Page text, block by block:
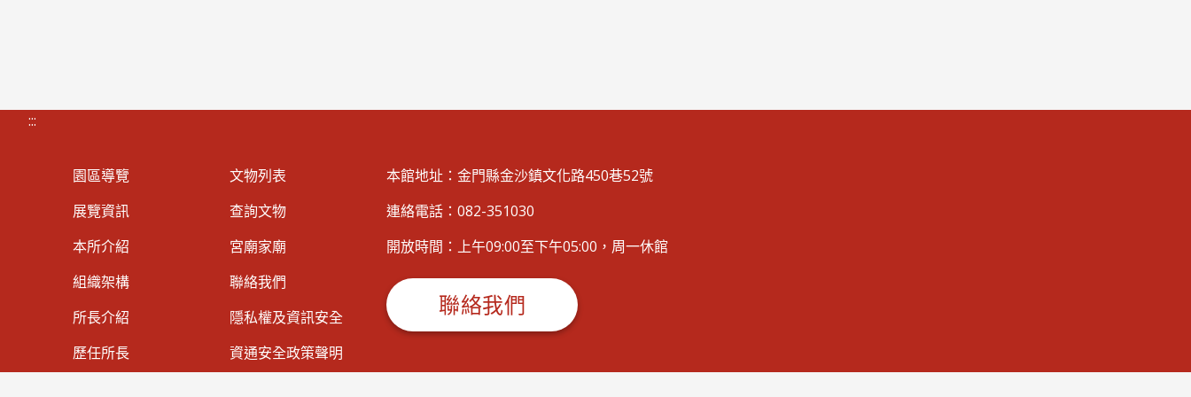
:::
園區導覽
展覽資訊
本所介紹
組織架構
所長介紹
歷任所長
文物列表
查詢文物
宮廟家廟
聯絡我們
隱私權及資訊安全
資通安全政策聲明
本館地址：金門縣金沙鎮文化路450巷52號
連絡電話：082-351030
開放時間：上午09:00至下午05:00，周一休館
聯絡我們